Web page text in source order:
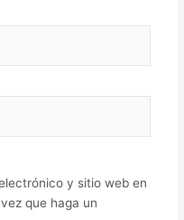
y sitio web en
que haga un